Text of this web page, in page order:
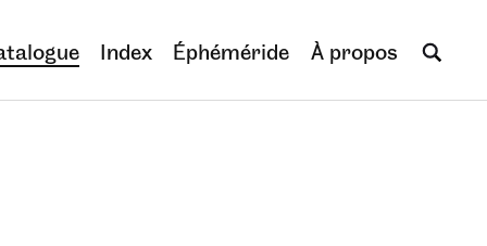
Index Éphéméride À propos